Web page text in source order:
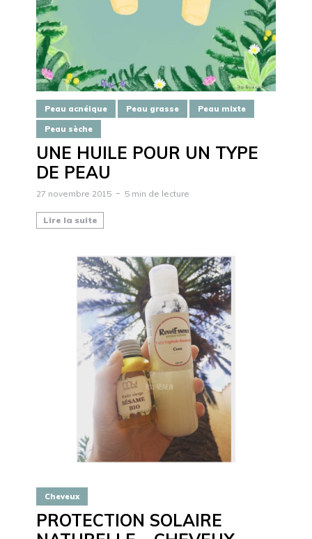
Peau acnéique Peau grasse Peau mixte
Peau sèche
UNE HUILE POUR UN TYPE
DE PEAU
27 novembre 2015 5 min de lecture
Lire la suite
Cheveux
PROTECTION SOLAIRE